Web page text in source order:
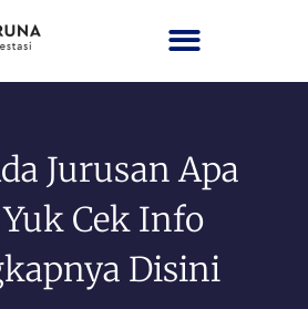
Jurusan Apa
Yuk Cek Info
Disini